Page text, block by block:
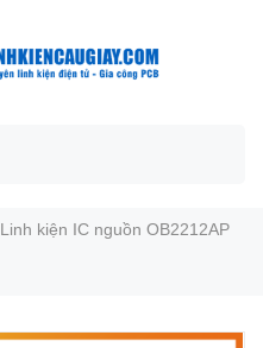
Linh kiện IC nguồn OB2212AP